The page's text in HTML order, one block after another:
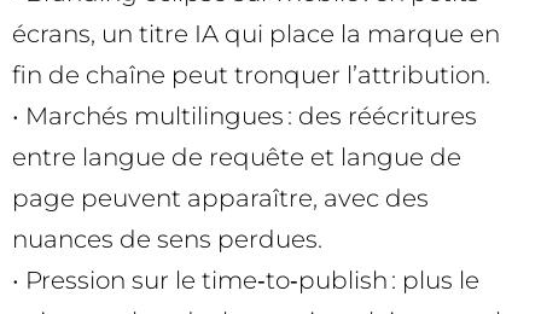
écrans, un titre IA qui place la marque en
fin de chaîne peut tronquer l’attribution.
• Marchés multilingues : des réécritures
entre langue de requête et langue de
page peuvent apparaître, avec des
nuances de sens perdues.
• Pression sur le time‑to‑publish : plus le